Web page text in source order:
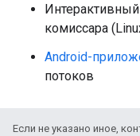
комиссара
Android-
потоков
Если не указано иное,